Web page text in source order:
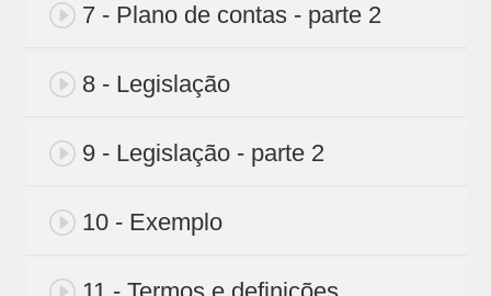
7 - Plano de contas - parte 2
8 - Legislação
9 - Legislação - parte 2
10 - Exemplo